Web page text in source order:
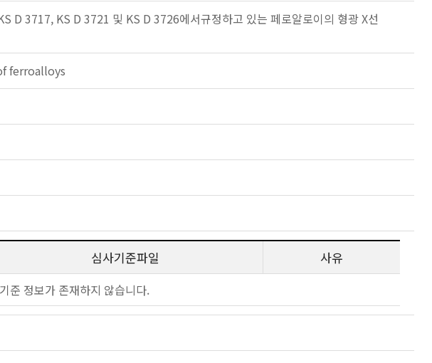
D 3717, KS D 3721 및 KS D 3726에서규정하고 있는 페로알로이의 형광 X선
ferroalloys
심사기준파일 사유
준 정보가 존재하지 않습니다.